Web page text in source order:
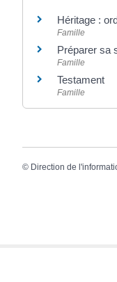
Héritage :
Famille
Préparer sa
Famille
Testament
Famille
© Direction de